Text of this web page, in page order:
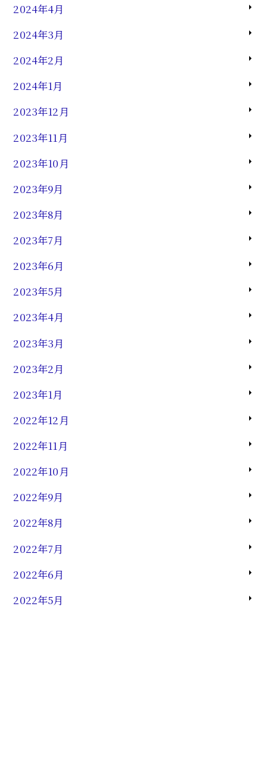
2024年4月
2024年3月
2024年2月
2024年1月
2023年12月
2023年11月
2023年10月
2023年9月
2023年8月
2023年7月
2023年6月
2023年5月
2023年4月
2023年3月
2023年2月
2023年1月
2022年12月
2022年11月
2022年10月
2022年9月
2022年8月
2022年7月
2022年6月
2022年5月